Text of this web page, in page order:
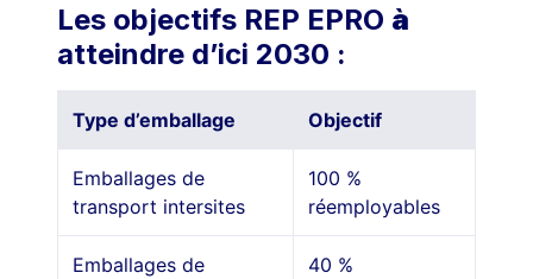
Les objectifs REP EPRO à
atteindre d’ici 2030 :
Type d’emballage Objectif
Emballages de
transport intersites
100 %
réemployables
Emballages de
40 %